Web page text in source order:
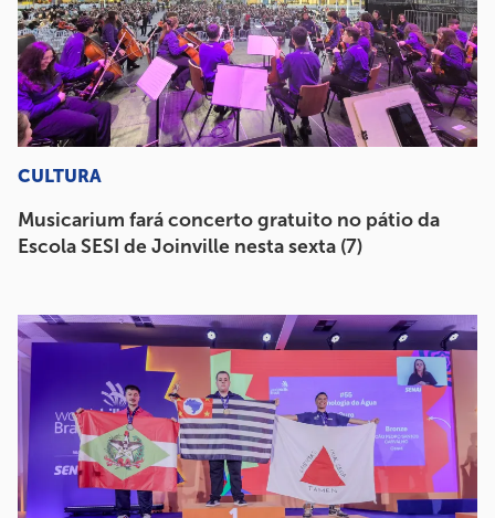
CULTURA
Musicarium fará concerto gratuito no pátio da
Escola SESI de Joinville nesta sexta (7)